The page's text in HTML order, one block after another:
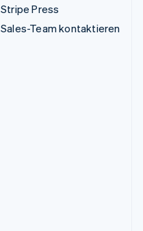
Stripe Press
Sales-Team kontaktieren